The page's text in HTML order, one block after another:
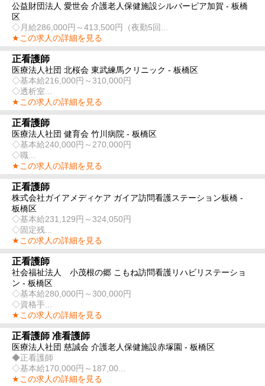
公益財団法人 愛世会 介護老人保健施設シルバーピア加賀 - 板橋
区
◇月給286,000円～413,500円（夜勤5回...
★この求人の詳細を見る
正看護師
医療法人社団 北桜会 東武練馬クリニック - 板橋区
◇基本給216,000円～310,000円
◇透析室...
★この求人の詳細を見る
正看護師
医療法人社団 健育会 竹川病院 - 板橋区
◇基本給240,000円～270,000円
◇職...
★この求人の詳細を見る
正看護師
株式会社ガイアメディケア ガイア訪問看護ステーション板橋 -
板橋区
◇基本給231,129円～324,050円
◇固定残...
★この求人の詳細を見る
正看護師
社会福祉法人 小茂根の郷 こもね訪問看護リハビリステーショ
ン - 板橋区
◇基本給280,000円～300,000円
◇資格手...
★この求人の詳細を見る
正看護師 准看護師
医療法人社団 慈誠会 介護老人保健施設赤塚園 - 板橋区
◆正看護師
◇基本給170,000円～187,00...
★この求人の詳細を見る